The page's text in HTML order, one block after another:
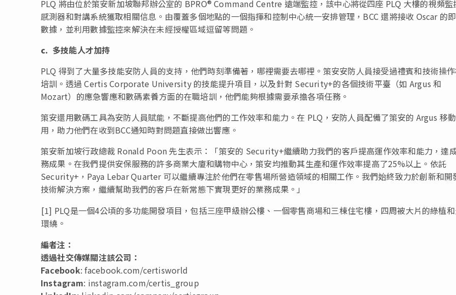
PLQ 將由位於策安新加坡聯邦辦公室的 BPRO® Command Centre 遠端監控，該中心將從四座 PLQ 大樓的視頻監
感測器和對講系統獲取相關信息。由覆蓋多個地點的一個指揮和控制中心統一安排管理，BCC 還將接收 Oscar 的
數據，並利用數據監控來解決在未經授權區域逗留等問題。
c. 多技能人才加持
PLQ 得到了大量多技能安防人員的支持，他們時刻準備著，哪裡需要去哪裡。策安安防人員接受過禮賓和技術操
培訓。透過 Certis Corporate University 的技能提升項目，以及針對 Security+的各個技術平臺（如 Argus 和
Mozart）的應急響應和數碼素養方面的在職培訓，他們能夠根據需要承擔各項任務。
策安還用數碼工具為安防人員賦能，不斷提高他們的工作效率和能力。在 PLQ，安防人員配備了策安的 Argus 移
用，助力他們在收到BCC通知時對問題直接做出響應。
策安新加坡行政總裁 Ronald Poon先生表示：「策安的 Security+繼續助力我們的客戶提高運作效率和能力，達
務成果。在我們提供安保服務的許多商業大廈和購物中心，策安均推動其生產和運作效率提高了25%以上。依託
Security+，Paya Lebar Quarter 可以繼續專注於他們在零售場所營造領域的相關工作。我們始終致力於創新和開
技術解決方案，繼續幫助我們的客戶在新常態下實現更好的業務成果。」
[1] PLQ是一個4公頃的多功能開發項目，包括三座甲級辦公樓、一個零售商場和三棟住宅樓，四周被大片的綠植
環繞。
編者注：
透過社交傳媒關注該公司：
Facebook: facebook.com/certisworld
Instagram: instagram.com/certis_group